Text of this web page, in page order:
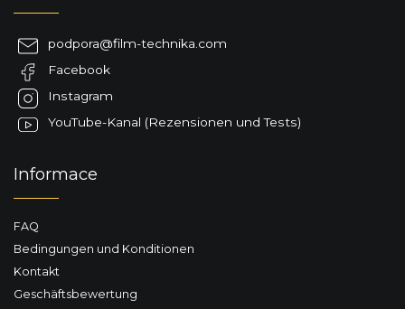
podpora@film-technika.com
Facebook
Instagram
YouTube-Kanal (Rezensionen und Tests)
Informace
FAQ
Bedingungen und Konditionen
Kontakt
Geschäftsbewertung